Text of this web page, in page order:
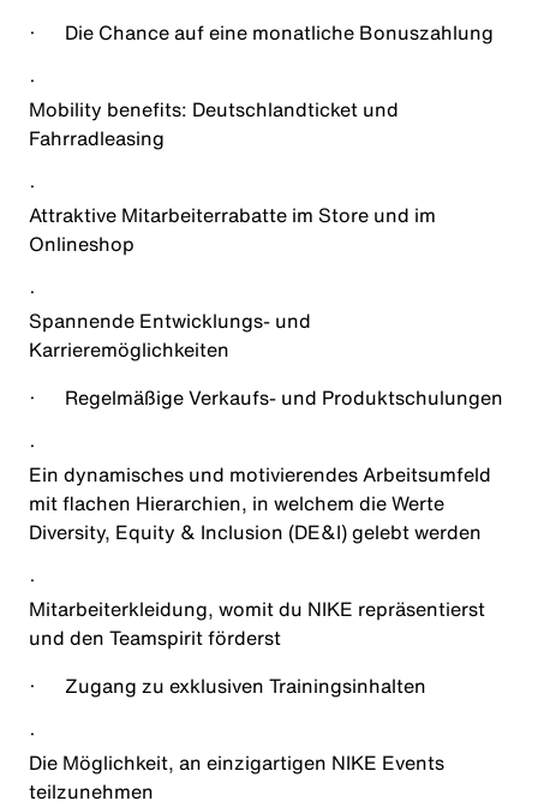
·
Die Chance auf eine monatliche Bonuszahlung
·
Mobility benefits: Deutschlandticket und
Fahrradleasing
·
Attraktive Mitarbeiterrabatte im Store und im
Onlineshop
·
Spannende Entwicklungs- und
Karrieremöglichkeiten
·
Regelmäßige Verkaufs- und Produktschulungen
·
Ein dynamisches und motivierendes Arbeitsumfeld
mit flachen Hierarchien, in welchem die Werte
Diversity, Equity & Inclusion (DE&I) gelebt werden
·
Mitarbeiterkleidung, womit du NIKE repräsentierst
und den Teamspirit förderst
·
Zugang zu exklusiven Trainingsinhalten
·
Die Möglichkeit, an einzigartigen NIKE Events
teilzunehmen